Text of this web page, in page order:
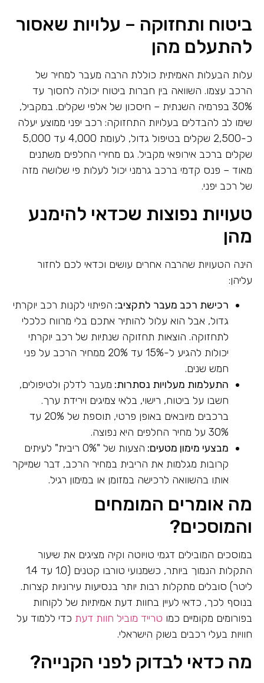
ביטוח ותחזוקה – עלויות שאסור
להתעלם מהן
עלות הבעלות האמיתית כוללת הרבה מעבר למחיר של
הרכב עצמו. השוואה בין חברות ביטוח יכולה לחסוך עד
30% בפרמיה השנתית – חיסכון של אלפי שקלים. במקביל,
שימו לב להבדלים בעלויות התחזוקה: רכב יפני ממוצע יעלה
כ-2,500 שקלים בטיפול גדול, לעומת 4,000 עד 5,000
שקלים ברכב אירופאי מקביל. גם מחירי החלפים משתנים
מאוד – פנס קדמי ברכב גרמני יכול לעלות פי שלושה מזה
של רכב יפני.
טעויות נפוצות שכדאי להימנע
מהן
הינה הטעויות שהרבה אחרים עושים וכדאי לכם לחזור
עליהן:
רכישת רכב מעבר לתקציב: הפיתוי לקנות רכב יוקרתי
גדול, אבל הוא עלול להותיר אתכם בלי מרווח כלכלי
לתחזוקה. הוצאות תחזוקה שנתיות של רכב יוקרתי
יכולות להגיע ל-15% עד 20% ממחיר הרכב על פני
חמש שנים.
התעלמות מעלויות נסתרות: מעבר לדלק ולטיפולים,
חשבו על ביטוח, רישוי, בלאי צמיגים וירידת ערך.
ברכבים מיובאים באופן פרטי, תוספת של 20% עד
30% על מחיר החלפים היא נפוצה.
מבצעי מימון מטעים:
הצעות של "0% ריבית" לעיתים
קרובות מגלמות את הריבית במחיר הרכב, דבר שמייקר
אותו בהשוואה לרכישה במזומן או במימון רגיל.
מה אומרים המומחים
והמוסכים?
במוסכים המובילים דגמי טויוטה וקיה מציגים את שיעור
התקלות הנמוך ביותר, כשמנועי טורבו קטנים (1.0 עד 1.4
ליטר) סובלים מתקלות רבות יותר בנסיעות עירוניות קצרות.
בנוסף לכך, כדאי לעיין בחוות דעת אמיתיות של לקוחות
בפורומים מקומיים כמו טרייד מוביל חוות דעת כדי ללמוד על
חוויות בעלי רכבים בשוק הישראלי.
מה כדאי לבדוק לפני הקנייה?